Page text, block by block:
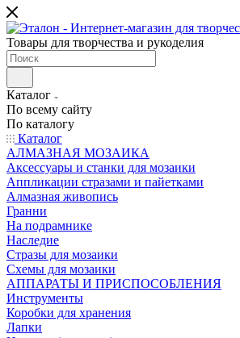
Товары для творчества и рукоделия
Каталог
По всему сайту
По каталогу
Каталог
АЛМАЗНАЯ МОЗАИКА
Аксессуары и станки для мозаики
Аппликации стразами и пайетками
Алмазная живопись
Гранни
На подрамнике
Наследие
Стразы для мозаики
Схемы для мозаики
АППАРАТЫ И ПРИСПОСОБЛЕНИЯ
Инструменты
Коробки для хранения
Лапки